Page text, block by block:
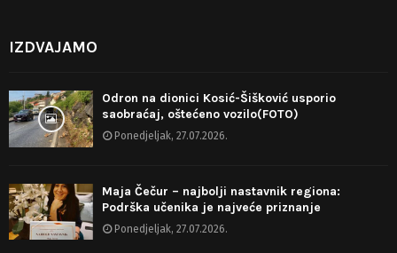
IZDVAJAMO
Odron na dionici Kosić-Šišković usporio
saobraćaj, oštećeno vozilo(FOTO)
Ponedjeljak, 27.07.2026.
Maja Čečur – najbolji nastavnik regiona:
Podrška učenika je najveće priznanje
Ponedjeljak, 27.07.2026.